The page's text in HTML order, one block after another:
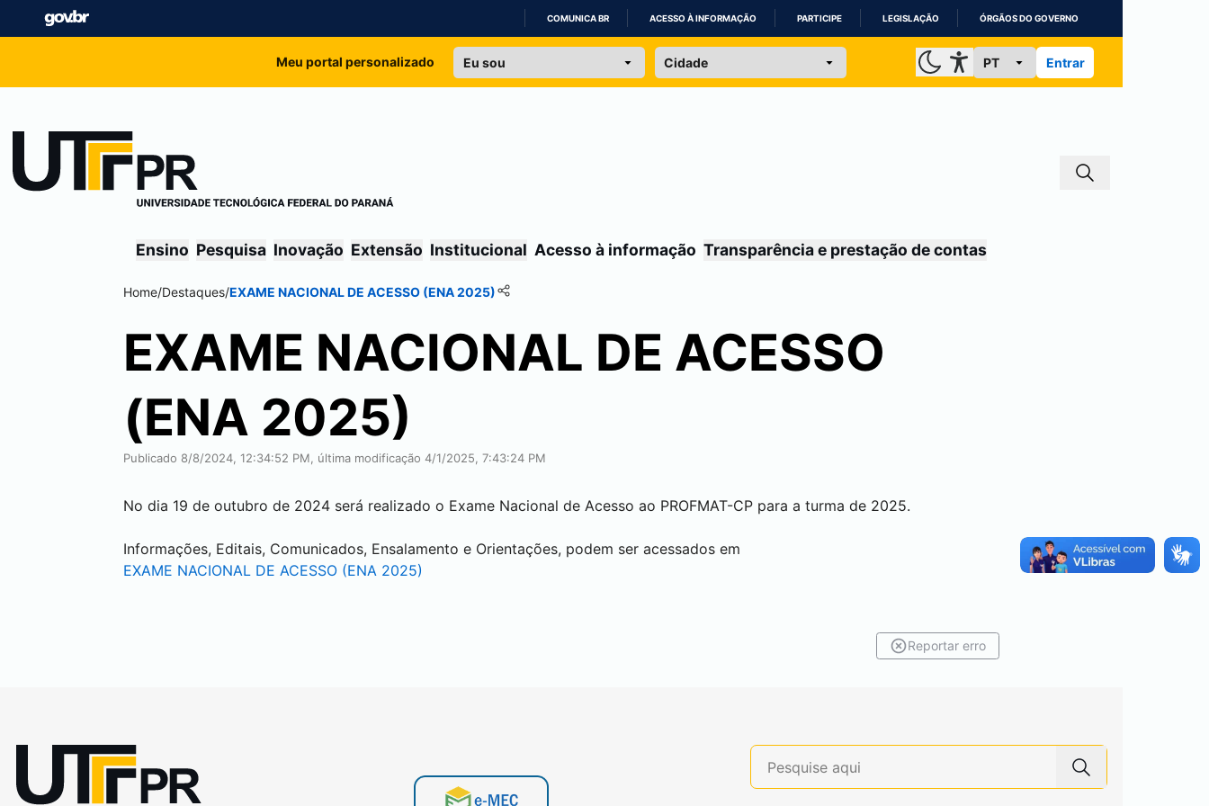
IR
COMUNICA BR ACESSO À INFORMAÇÃO PARTICIPE LEGISLAÇÃO ÓRGÃOS DO GOVERNO
Meu portal personalizado Entrar
Ensino Pesquisa Inovação Extensão Institucional Acesso à informação Transparência e prestação de contas
Home/Destaques/EXAME NACIONAL DE ACESSO (ENA 2025)
EXAME NACIONAL DE ACESSO
(ENA 2025)
Publicado 8/8/2024, 12:34:52 PM, última modificação 4/1/2025, 7:43:24 PM
No dia 19 de outubro de 2024 será realizado o Exame Nacional de Acesso ao PROFMAT-CP para a turma de 2025.
Informações, Editais, Comunicados, Ensalamento e Orientações, podem ser acessados em
EXAME NACIONAL DE ACESSO (ENA 2025)
Reportar erro